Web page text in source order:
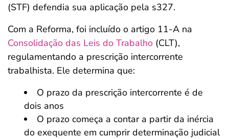
(STF) defendia sua aplicação pela s327.
Com a Reforma, foi incluído o artigo 11-A na
Consolidação das Leis do Trabalho (CLT),
regulamentando a prescrição intercorrente
trabalhista. Ele determina que:
O prazo da prescrição intercorrente é de
dois anos
O prazo começa a contar a partir da inércia
do exequente em cumprir determinação judicial